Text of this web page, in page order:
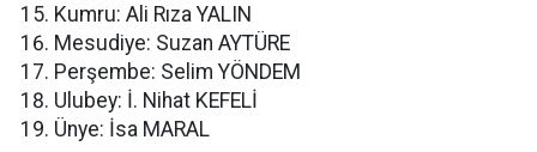
Kumru: Ali Rıza YALIN
Mesudiye: Suzan AYTÜRE
Perşembe: Selim YÖNDEM
Ulubey: İ. Nihat KEFELİ
Ünye: İsa MARAL